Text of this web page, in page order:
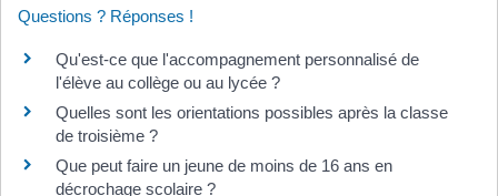
Questions ? Réponses !
Qu'est-ce que l'accompagnement personnalisé de
l'élève au collège ou au lycée ?
Quelles sont les orientations possibles après la classe
de troisième ?
Que peut faire un jeune de moins de 16 ans en
décrochage scolaire ?